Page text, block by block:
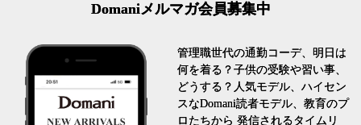
Domaniメルマガ会員募集中
管理職世代の通勤コーデ、明日は
何を着る？子供の受験や習い事、
どうする？人気モデル、ハイセン
スなDomani読者モデル、教育のプ
ロたちから 発信されるタイムリ